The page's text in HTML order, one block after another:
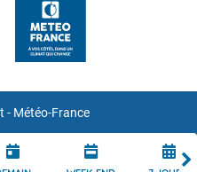
- Météo-France